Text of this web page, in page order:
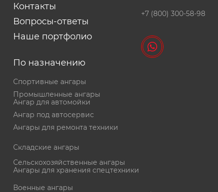
+7 (800) 300-58-98
Контакты
Вопросы-ответы
Наше портфолио
По назначению
Спортивные ангары
Промышленные ангары
Ангар для автомойки
Ангар под автосервис
Ангары для ремонта техники
Складские ангары
Сельскохозяйственные ангары
Ангары для хранения спецтехники
Военные ангары